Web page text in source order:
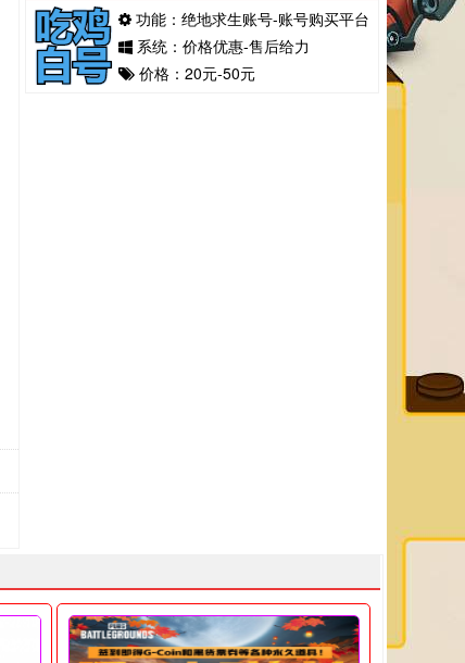
功能：绝地求生账号-账号购买平台
系统：价格优惠-售后给力
价格：20元-50元